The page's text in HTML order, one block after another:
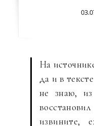
На
да и в
не знаю,
извините,